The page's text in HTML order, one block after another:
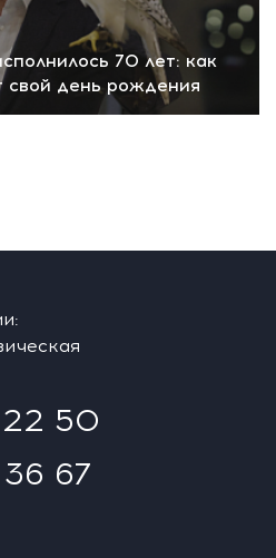
70 лет: как
свой день рождения
22 50
67